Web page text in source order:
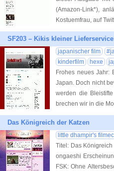
(Amazon-Link*),
Kostuemfrau, auf
SF203 – Kikis kleiner
japanischer film
kinderfilm
hexe
Frohes neues Jahr:
Japan. Doch nicht
werden die
brechen wir in die
Das Königreich der Katzen
little dhampir's
Titel: Das
ongaeshi
FSK: Ohne